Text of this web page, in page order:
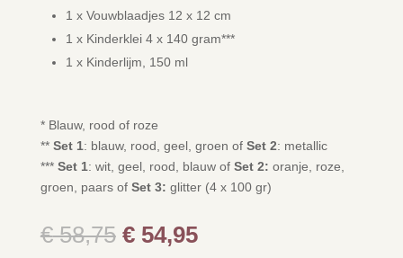
1 x Vouwblaadjes 12 x 12 cm
1 x Kinderklei 4 x 140 gram***
1 x Kinderlijm, 150 ml
* Blauw, rood of roze
** Set 1: blauw, rood, geel, groen ofSet 2: metallic
*** Set 1: wit, geel, rood, blauw of Set 2: oranje, roze,
groen, paars of Set 3: glitter (4 x 100 gr)
€58,75 Oorspronkelijke
€54,95Huidige